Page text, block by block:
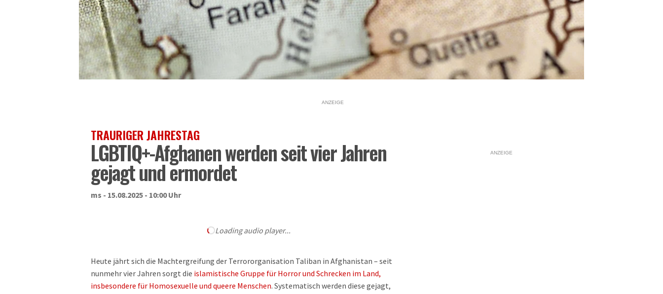
ANZEIGE
TRAURIGER JAHRESTAG
LGBTIQ+-Afghanen werden seit vier Jahren
gejagt und ermordet
ms - 15.08.2025 - 10:00 Uhr
Loading audio player...
Heute jährt sich die Machtergreifung der Terrororganisation Taliban in Afghanistan – seit
nunmehr vier Jahren sorgt die islamistische Gruppe für Horror und Schrecken im Land,
insbesondere für Homosexuelle und queere Menschen. Systematisch werden diese gejagt,
ANZEIGE